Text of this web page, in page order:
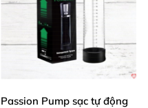
Passion Pump sạc tự động